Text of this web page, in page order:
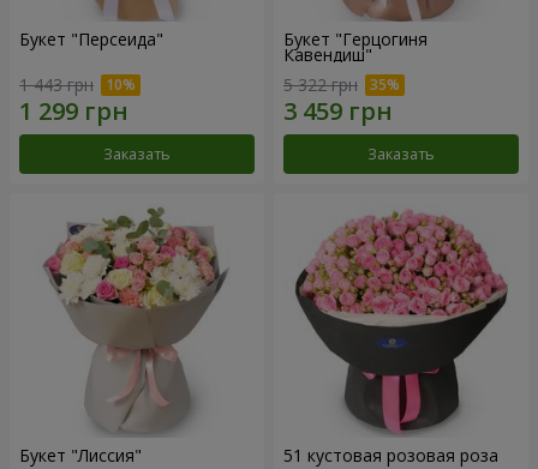
Букет "Персеида"
1 443 грн
Заказать
Букет "Герцогиня
Кавендиш"
5 322 грн
Заказать
Букет "Лиссия" 51 кустовая розовая роза